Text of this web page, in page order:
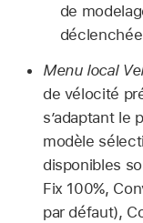
de
Menu local
de vélocité
s’adaptant le
modèle
disponibles
Fix 100%,
par défaut),